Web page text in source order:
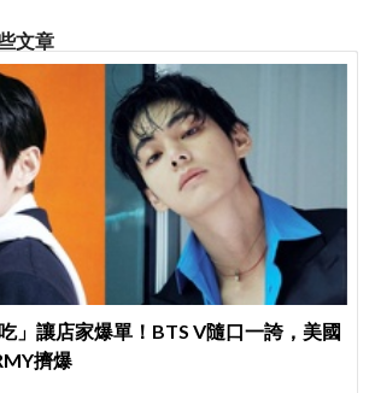
文章
」讓店家爆單！BTS V隨口一誇，美國
擠爆